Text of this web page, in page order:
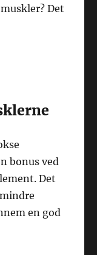
Det
bonus ved
Det
en god